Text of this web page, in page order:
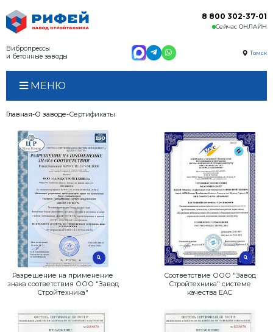
Вибропрессы
и бетонные заводы
МЕНЮ
Главная О заводе Сертификаты